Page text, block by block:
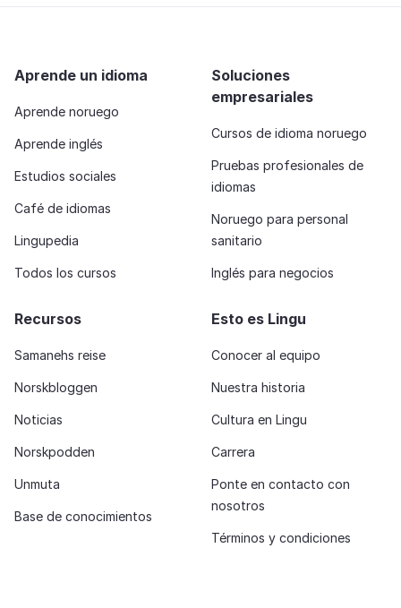
Aprende un idioma
Aprende noruego
Aprende inglés
Estudios sociales
Café de idiomas
Lingupedia
Todos los cursos
Soluciones
empresariales
Cursos de idioma noruego
Pruebas profesionales de
idiomas
Noruego para personal
sanitario
Inglés para negocios
Recursos
Samanehs reise
Norskbloggen
Noticias
Norskpodden
Unmuta
Base de conocimientos
Esto es Lingu
Conocer al equipo
Nuestra historia
Cultura en Lingu
Carrera
Ponte en contacto con
nosotros
Términos y condiciones